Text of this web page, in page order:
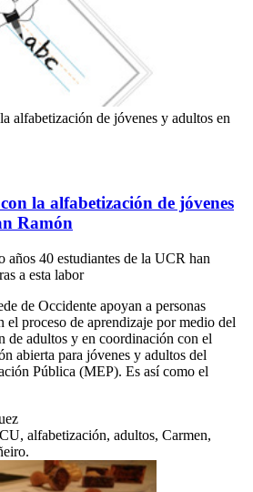
alfabetización de jóvenes y adultos en
la alfabetización de jóvenes
Ramón
años 40 estudiantes de la UCR han
a esta labor
de Occidente apoyan a personas
el proceso de aprendizaje por medio del
de adultos y en coordinación con el
abierta para jóvenes y adultos del
Pública (MEP). Es así como el
alfabetización, adultos, Carmen,